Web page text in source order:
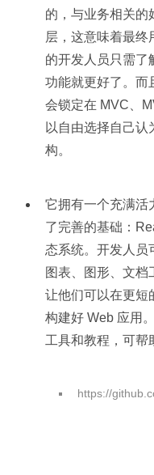
的，与业务相关的
层，这意味着最终
的开发人员只需了
功能就更好了。而
会锁定在 MVC、
以自由选择自己
构。
它拥有一个充满活
了完善的基础：
态系统。开发人员
图表、图形、文档
让他们可以在更短
构建好 Web 应用
工具和教程，可帮
https://